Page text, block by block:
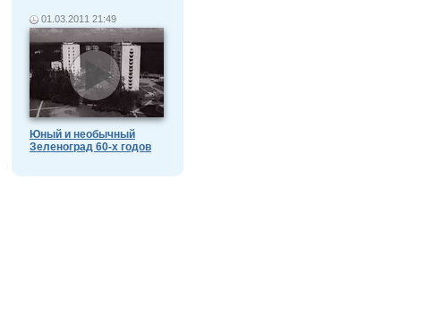
01.03.2011 21:49
Юный и необычный
Зеленоград 60-х годов